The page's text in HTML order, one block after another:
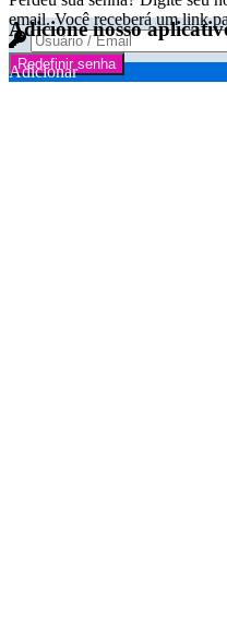
email. Você receberá um link
Redefinir senha
Adicione nosso
Adicionar